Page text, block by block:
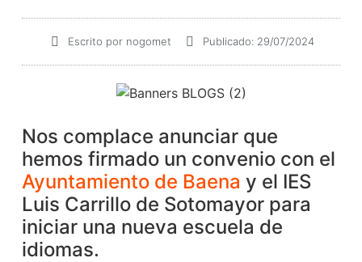
Escrito pornogomet Publicado: 29/07/2024
Nos complace anunciar que
hemos firmado un convenio con el
Ayuntamiento de Baena y el IES
Luis Carrillo de Sotomayor para
iniciar una nueva escuela de
idiomas.